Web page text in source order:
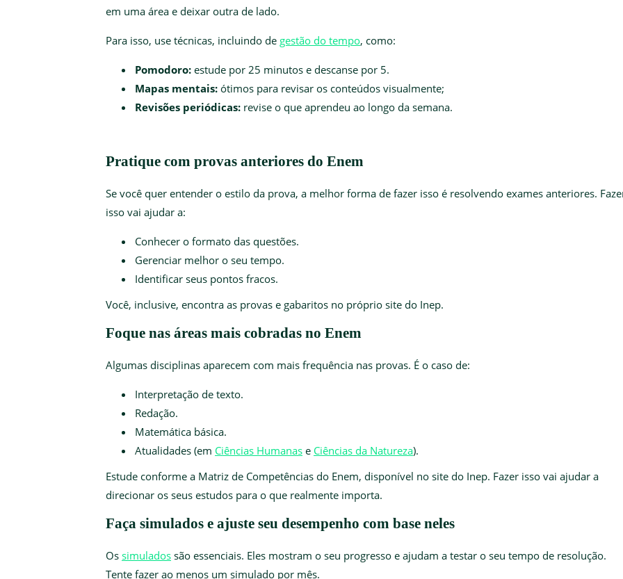
em uma área e deixar outra de lado.
Para isso, use técnicas, incluindo de gestão do tempo, como:
Pomodoro: estude por 25 minutos e descanse por 5.
Mapas mentais: ótimos para revisar os conteúdos visualmente;
Revisões periódicas: revise o que aprendeu ao longo da semana.
Pratique com provas anteriores do Enem
Se você quer entender o estilo da prova, a melhor forma de fazer isso é resolvendo exames anteriores.
isso vai ajudar a:
Conhecer o formato das questões.
Gerenciar melhor o seu tempo.
Identificar seus pontos fracos.
Você, inclusive, encontra as provas e gabaritos no próprio site do Inep.
Foque nas áreas mais cobradas no Enem
Algumas disciplinas aparecem com mais frequência nas provas. É o caso de:
Interpretação de texto.
Redação.
Matemática básica.
Atualidades (em Ciências Humanas e Ciências da Natureza).
Estude conforme a Matriz de Competências do Enem, disponível no site do Inep. Fazer isso vai ajudar a
direcionar os seus estudos para o que realmente importa.
Faça simulados e ajuste seu desempenho com base neles
Os simulados são essenciais. Eles mostram o seu progresso e ajudam a testar o seu tempo de resolução.
Tente fazer ao menos um simulado por mês.